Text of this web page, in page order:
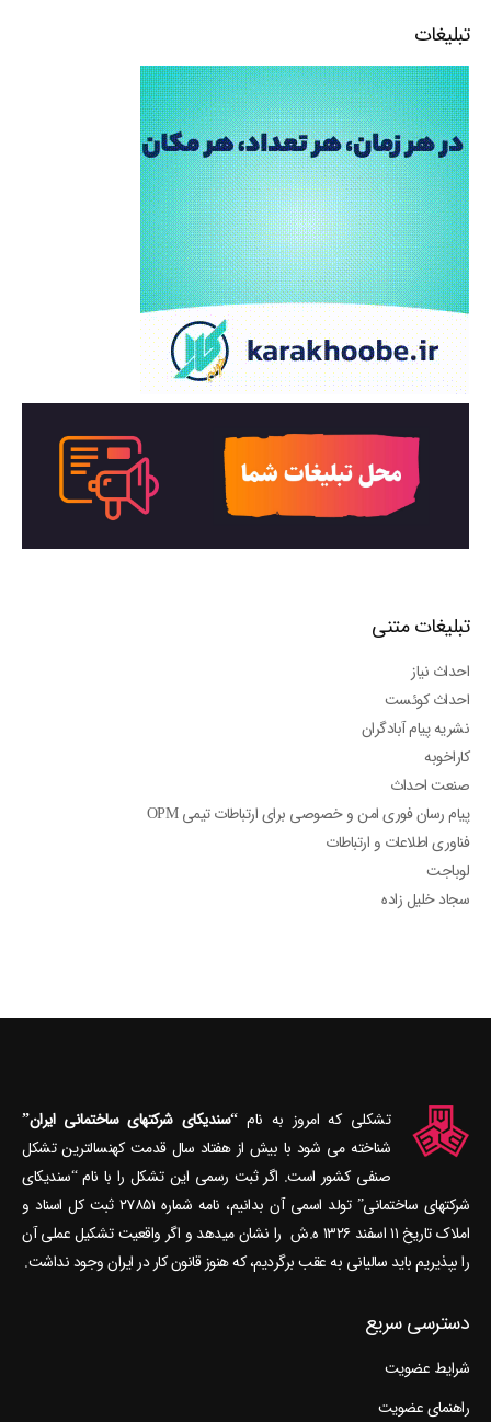
تبلیغات
تبلیغات متنی
احداث نیاز
احداث کوئست
نشریه پیام آبادگران
کاراخوبه
صنعت احداث
پیام رسان فوری امن و خصوصی برای ارتباطات تیمی OPM
فناوری اطلاعات و ارتباطات
لوباجت
سجاد خلیل زاده
تشکلی که امروز به نام“سندیکای شرکتهای ساختمانی ایران”
شناخته می‎ شود با بیش از هفتاد سال قدمت کهنسال‎ترین تشکل
صنفی کشور است. اگر ثبت رسمی این تشکل را با نام “سندیکای
شرکتهای ساختمانی” تولد اسمی آن بدانیم، نامه شماره ۲۷۸۵۱ ثبت کل اسناد و
املاک تاریخ ۱۱ اسفند ۱۳۲۶ ه.ش را نشان می‎دهد و اگر واقعیت تشکیل عملی آن
را بپذیریم باید سالیانی به عقب برگردیم، که هنوز قانون کار در ایران وجود نداشت.
دسترسی سریع
شرایط عضویت
راهنمای عضویت